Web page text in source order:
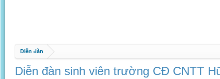
Diễn đàn
Diễn đàn sinh viên trường CĐ CNTT